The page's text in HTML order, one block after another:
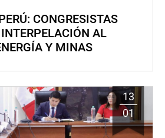
CONGRESISTAS
AL
Y MINAS
13
01